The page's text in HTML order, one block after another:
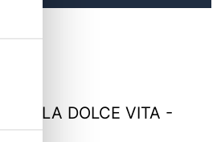
DELLA DOLCE VITA -